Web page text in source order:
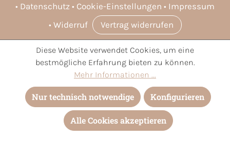
Datenschutz
Cookie-Einstellungen
Impressum
Widerruf
Vertrag widerrufen
* Alle Preise inkl. gesetzl. Mehrwertsteuer zzgl.Versandkosten
und ggf. Nachnahmegebühren, wenn nicht anders angegeben.
Diese Website verwendet Cookies, um eine
bestmögliche Erfahrung bieten zu können.
Mehr Informationen ...
Nur technisch notwendige Konfigurieren
Alle Cookies akzeptieren